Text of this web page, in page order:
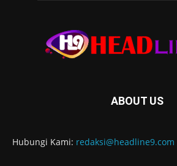
ABOUT US
Hubungi Kami: redaksi@headline9.com